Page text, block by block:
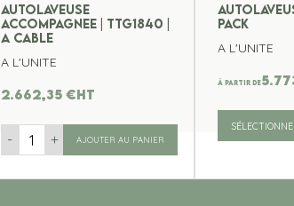
AUTOLAVEUSE
ACCOMPAGNEE | TTG1840 |
A CABLE
A L'UNITE
2.662,35€ht
- + AJOUTER AU PANIER
PACK
A L'UNITE
À partir de